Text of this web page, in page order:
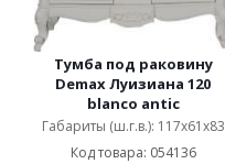
Тумба под раковину
Demax Луизиана 120
blanco antic
Габариты (ш.г.в.): 117x61x83
Код товара: 054136